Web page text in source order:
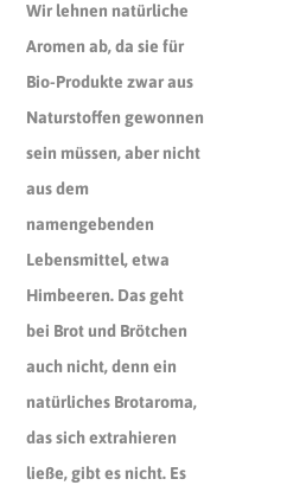
Wir lehnen natürliche
Aromen ab, da sie für
Bio-Produkte zwar aus
Naturstoffen gewonnen
sein müssen, aber nicht
aus dem
namengebenden
Lebensmittel, etwa
Himbeeren. Das geht
bei Brot und Brötchen
auch nicht, denn ein
natürliches Brotaroma,
das sich extrahieren
ließe, gibt es nicht. Es